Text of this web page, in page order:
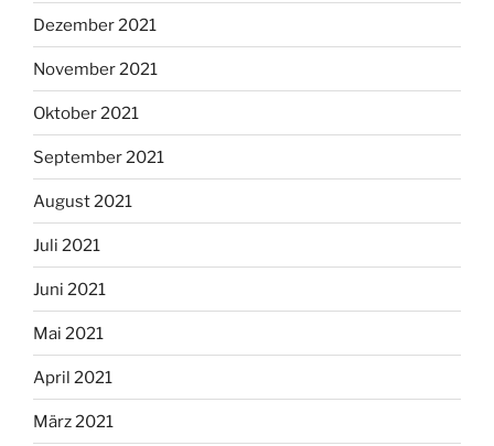
Dezember 2021
November 2021
Oktober 2021
September 2021
August 2021
Juli 2021
Juni 2021
Mai 2021
April 2021
März 2021